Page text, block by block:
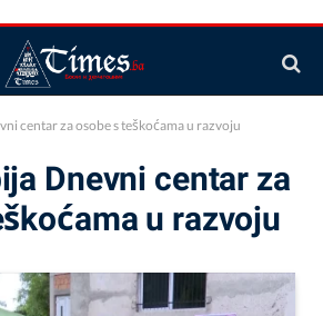
centar za osobe s teškoćama u razvoju
Dnevni centar za
u razvoju